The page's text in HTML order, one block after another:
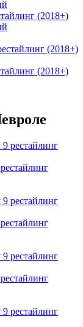
(2018+)
(2018+)